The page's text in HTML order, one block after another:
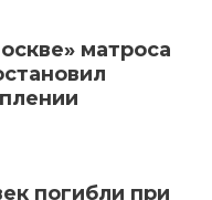
матроса
погибли при